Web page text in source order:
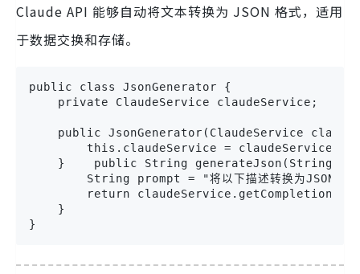
Claude API 能够自动将文本转换为 JSON 格式，适用
于数据交换和存储。
public class JsonGenerator {
    private ClaudeService claudeService;
public JsonGenerator(ClaudeService
        this.claudeService = claudeService;
}    public String generateJson(String
String prompt = "将以下描述转换为JSON格
return
    }
}